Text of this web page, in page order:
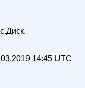
14:45 UTC